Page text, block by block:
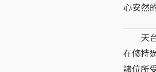
心安然
天台
在修持
諸位所